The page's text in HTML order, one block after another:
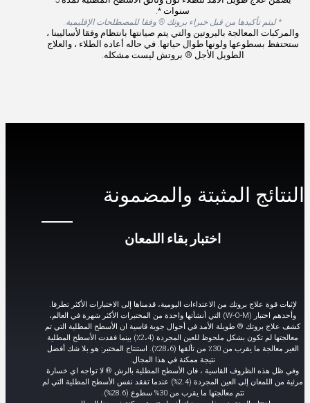
سنوات *.
* ليتم تأكيدها من قبل خبراء بروتك ® وفقا للمصطلحات الإقليمية.
والمركبات المعالجة بالبروتين والتي يتم صيانتها بانتظام وفقا لأساليبنا ،
ستحتفظ بسطوعها ولونها طوال حياتها. في حاله أعاده الطلاء ، والعلاج
الطويل الأجل ® بروتش ليست مشكله.
النتائج المثبتة والمضمونة
اختبار بقاء اللمعان
لإثبات قوة علاج بروتك من الاعتداءات اليومية، قدمناها إلى الاختبارات الأكثر تطرفا.
وأحدهم اختبار (W-O-M) التي أنشأتها واحدة من المختبرات الأكثر شهرة في العالم،
كشف علاج بروتك ® طويلة الأمد في أحوال جوية قاسية ان الأسطح المطلية التي تم
معالجتها لم تكون بشكل ملحوظ للعين المجردة (2،4٪) بينما فقدت الأسطح المطلية
الغير معالجة ما يقرب من 30٪ من تألقها (28،6٪). استنتاج المختبر: هو بلا شك أفضل
نتيجة ممكنة في هذا المجال.
وفي ظل هذه الظروف القاسية ، فان الأسطح المطلية بالرش ® لا تواجه اي خسارة
مرئية من اللمعان إلى العين المجردة (2.4%) عندما تفقد نفس الأسطح المطلية التي لم
تتم معالجتها ما يقرب من 30% سطوع (28.6%).